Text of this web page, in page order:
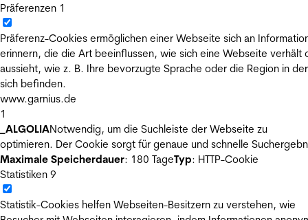
Präferenzen 1
Präferenz-Cookies ermöglichen einer Webseite sich an
erinnern, die die Art beeinflussen, wie sich eine Webseite verhält
aussieht, wie z. B. Ihre bevorzugte Sprache oder die Region in
sich befinden.
www.garnius.de
1
_ALGOLIANotwendig, um die Suchleiste der Webseite zu
optimieren. Der Cookie sorgt für genaue und schnelle
Maximale Speicherdauer: 180 TageTyp: HTTP-Cookie
Statistiken 9
Statistik-Cookies helfen Webseiten-Besitzern zu verstehen, wie